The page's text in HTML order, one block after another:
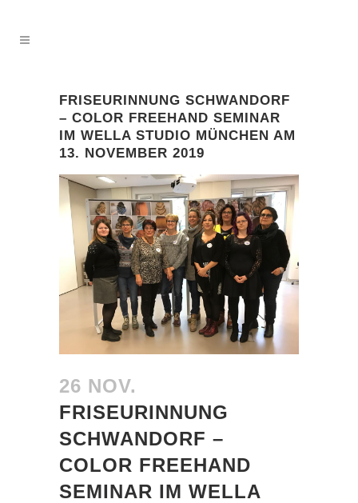
FRISEURINNUNG SCHWANDORF
– COLOR FREEHAND SEMINAR
IM WELLA STUDIO MÜNCHEN AM
13. NOVEMBER 2019
26 NOV.
FRISEURINNUNG
SCHWANDORF –
COLOR FREEHAND
SEMINAR IM WELLA